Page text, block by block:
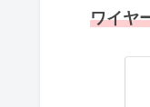
ワイヤ